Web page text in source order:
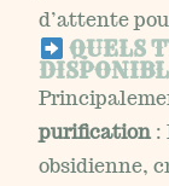
d’attente
QUELS
purification:
obsidienne,